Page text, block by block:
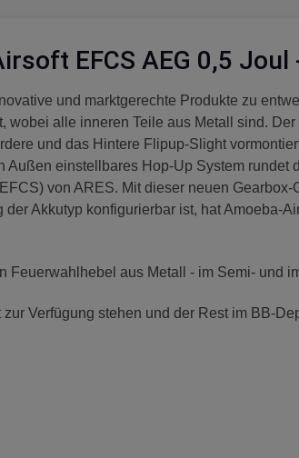
EFCS AEG 0,5 Joul
und marktgerechte Produkte zu
alle inneren Teile aus Metall sind.
und das Hintere Flipup-Slight
einstellbares Hop-Up System rundet
von ARES. Mit dieser neuen
Akkutyp konfigurierbar ist, hat Amoeba-
aus Metall - im Semi- und
Verfügung stehen und der Rest im BB-